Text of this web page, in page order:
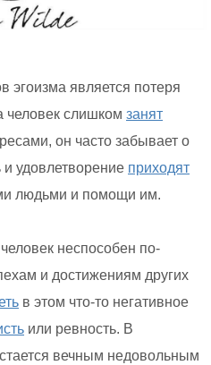
эгоизма является потеря
человек слишком занят
он часто забывает о
удовлетворение приходят
людьми и помощи им.
неспособен по-
и достижениям других
в этом что-то негативное
или ревность. В
вечным недовольным